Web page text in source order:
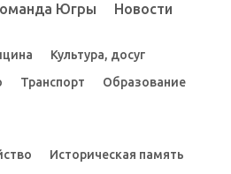
Югры Новости
Культура, досуг
Транспорт
Образование
Историческая память